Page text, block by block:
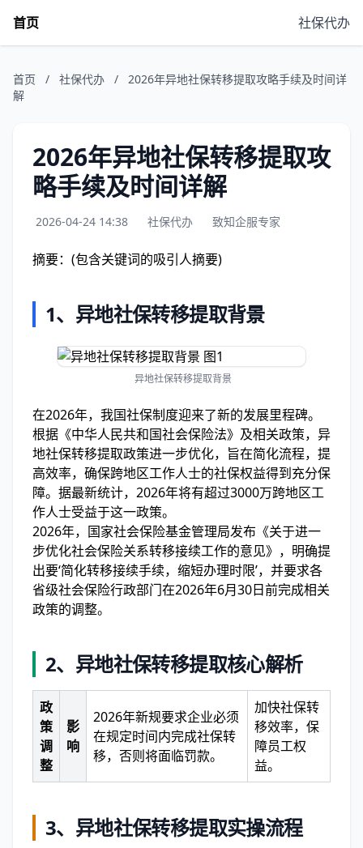
首页 社保代办
首页 / 社保代办 /
2026年异地社保转移提取攻略手续及时间详
解
2026年异地社保转移提取攻
略手续及时间详解
2026-04-24 14:38 社保代办 致知企服专家
摘要：(包含关键词的吸引人摘要)
1、 异地社保转移提取背景
异地社保转移提取背景
在2026年，我国社保制度迎来了新的发展里程碑。
根据《中华人民共和国社会保险法》及相关政策，异
地社保转移提取政策进一步优化，旨在简化流程，提
高效率，确保跨地区工作人士的社保权益得到充分保
障。据最新统计，2026年将有超过3000万跨地区工
作人士受益于这一政策。
2026年，国家社会保险基金管理局发布《关于进一
步优化社会保险关系转移接续工作的意见》，明确提
出要‘简化转移接续手续，缩短办理时限’，并要求各
省级社会保险行政部门在2026年6月30日前完成相关
政策的调整。
2、 异地社保转移提取核心解析
政
策
调
整
影
响
2026年新规要求企业必须
在规定时间内完成社保转
移，否则将面临罚款。
加快社保转
移效率，保
障员工权
益。
3、 异地社保转移提取实操流程